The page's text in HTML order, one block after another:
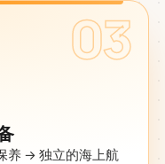
03
养 → 独立的海上航